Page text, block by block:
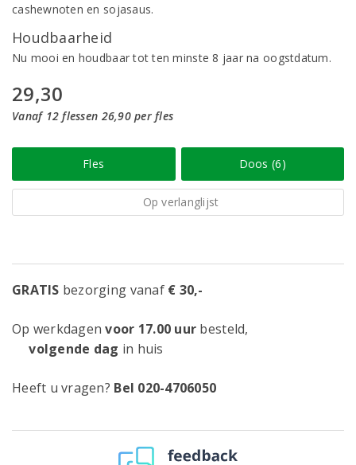
cashewnoten en sojasaus.
Houdbaarheid
Nu mooi en houdbaar tot ten minste 8 jaar na oogstdatum.
29,30
Vanaf 12 flessen 26,90 per fles
Fles Doos (6)
Op verlanglijst
GRATIS bezorging vanaf € 30,-
Op werkdagenvoor 17.00 uur besteld,
volgende dag in huis
Heeft u vragen? Bel 020-4706050